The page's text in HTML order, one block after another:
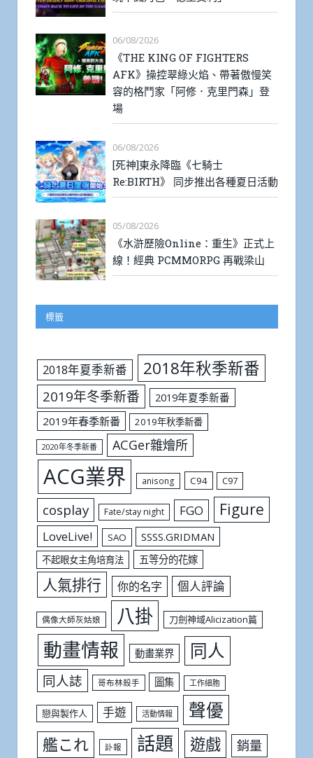
06/08/2026
《THE KING OF FIGHTERS
AFK》操控翠綠火焰、帶著傲慢笑
容的格鬥家「阿修．克里門森」登
場
06/08/2026
[死神]東永降臨《七騎士
Re:BIRTH》 同步推出各種夏日活動
05/08/2026
《水滸歷險Online：重生》正式上
線！經典 PCMMORPG 再戰梁山
標籤
2018年夏季新番 2018年秋季新番
2019年冬季新番
2019年夏季新番
2019年春季新番
2019年秋季新番
2020年冬季新番 ACGer雜燴所
ACG業界 anisong C94 C97
cosplay Fate/stay night FGO Figure
LoveLive! SAO SSSS.GRIDMAN
不起眼女主角培育法 五等分的花嫁
人氣排行 你的名字 個人評論
偶像大師灰姑娘 八掛 刀劍神域Alicization篇
動畫情報 動畫業界 同人
同人誌 哥布林殺手 圖集 工作細胞
戀與製作人 手遊 活動情報 聲優
艦これ 訃報 話題 遊戲 銷量